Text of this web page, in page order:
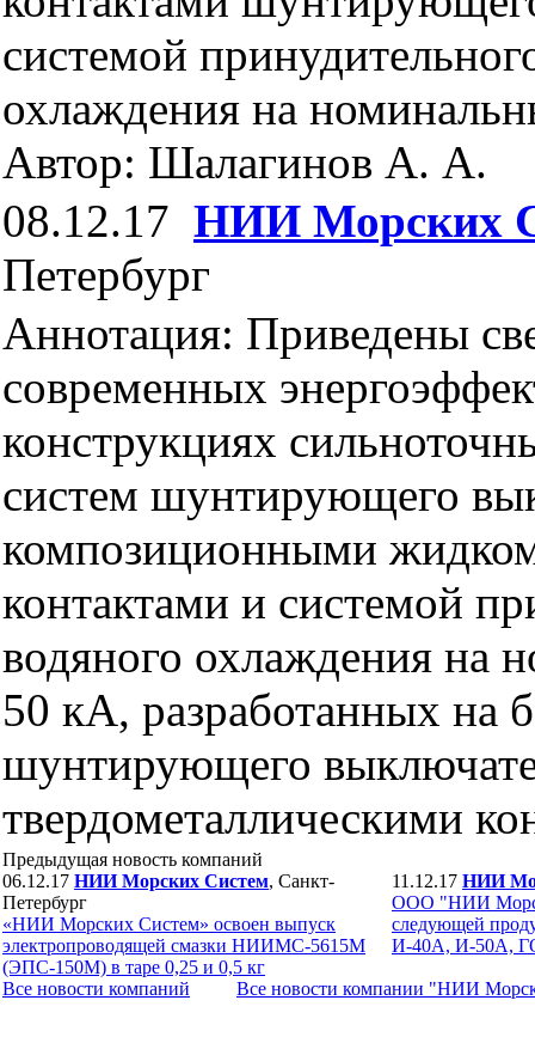
системой
охлаждения на
Автор: Шалагинов А. А.
08.12.17 НИИ Морских
Петербург
Аннотация: Приведены
современных
конструкциях
систем шунтирующего
композиционными
контактами и системой
водяного охлаждения на
50 кА, разработанных на
шунтирующего
твердометаллическими
Предыдущая новость компаний
06.12.17 НИИ Морских Систем, Санкт-
Петербург
«НИИ Морских Систем» освоен выпуск
электропроводящей смазки НИИМС-5615М
(ЭПС-150М) в таре 0,25 и 0,5 кг
11.12.17 НИИ
ООО "НИИ
следующей
И-40А, И-50А,
Все новости компaний Все новости компaнии "НИИ